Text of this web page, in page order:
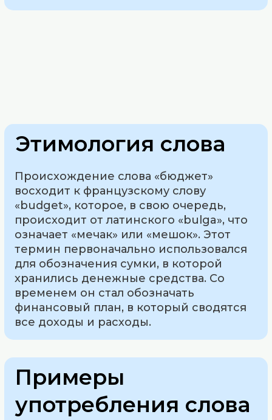
Этимология слова
Происхождение слова «бюджет»
восходит к французскому слову
«budget», которое, в свою очередь,
происходит от латинского «bulga», что
означает «мечак» или «мешок». Этот
термин первоначально использовался
для обозначения сумки, в которой
хранились денежные средства. Со
временем он стал обозначать
финансовый план, в который сводятся
все доходы и расходы.
Примеры
употребления слова